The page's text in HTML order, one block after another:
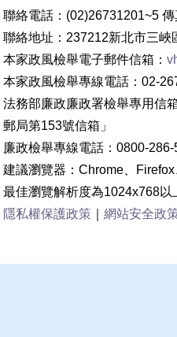
聯絡電話：(02)26731201~5
聯絡地址：237212新北市三峽
本家政風檢舉電子郵件信箱：
本家政風檢舉專線電話：02-
法務部廉政廉政署檢舉專用信
郵局第153號信箱」
廉政檢舉專線電話：0800-
建議瀏覽器：Chrome、
最佳瀏覽解析度為1024x768以
隱私權保護政策 ｜網站安全政